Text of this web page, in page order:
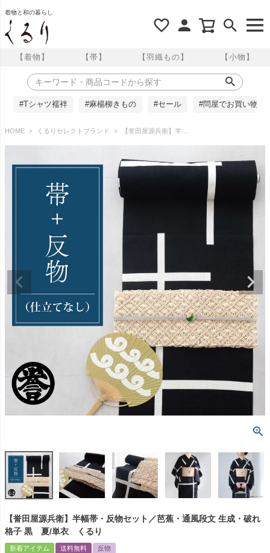
着物と和の暮らし
【着物】 【帯】 【羽織もの】 【小物】
#Tシャツ襦袢 #麻楊柳きもの #セール #問屋でお買い物
HOME くるりセレクトブランド 【誉田屋源兵衛】半幅帯・反物セット／芭蕉・通風段文 生成・破れ格子 黒 夏/単衣 くるり
【誉田屋源兵衛】半幅帯・反物セット／芭蕉・通風段文 生成・破れ
格子 黒 夏/単衣 くるり
新着アイテム 送料無料 反物